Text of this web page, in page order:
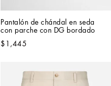
Pantalón de chándal en seda
con parche con DG bordado
$1,445